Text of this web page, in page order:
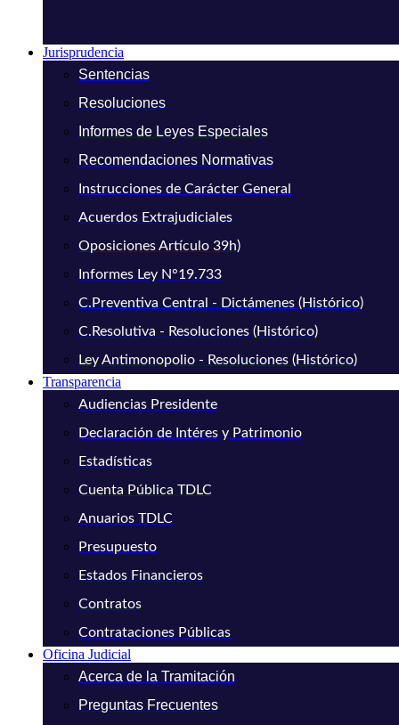
Jurisprudencia
Sentencias
Resoluciones
Informes de Leyes Especiales
Recomendaciones Normativas
Instrucciones de Carácter General
Acuerdos Extrajudiciales
Oposiciones Artículo 39h)
Informes Ley N°19.733
C.Preventiva Central - Dictámenes (Histórico)
C.Resolutiva - Resoluciones (Histórico)
Ley Antimonopolio - Resoluciones (Histórico)
Transparencia
Audiencias Presidente
Declaración de Intéres y Patrimonio
Estadísticas
Cuenta Pública TDLC
Anuarios TDLC
Presupuesto
Estados Financieros
Contratos
Contrataciones Públicas
Oficina Judicial
Acerca de la Tramitación
Preguntas Frecuentes